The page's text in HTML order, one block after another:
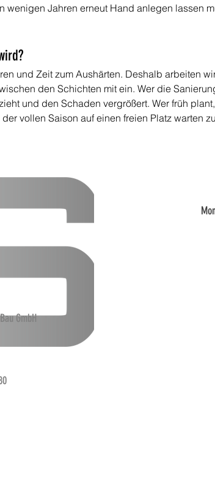
Jahren erneut Hand anlegen lassen
und Zeit zum Aushärten. Deshalb arbeiten
den Schichten mit ein. Wer die
und den Schaden vergrößert. Wer früh
vollen Saison auf einen freien Platz warten
GmbH